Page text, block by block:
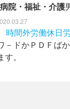
病院・福祉・介護
間外労働休日
－ドかＰＤＦば
。